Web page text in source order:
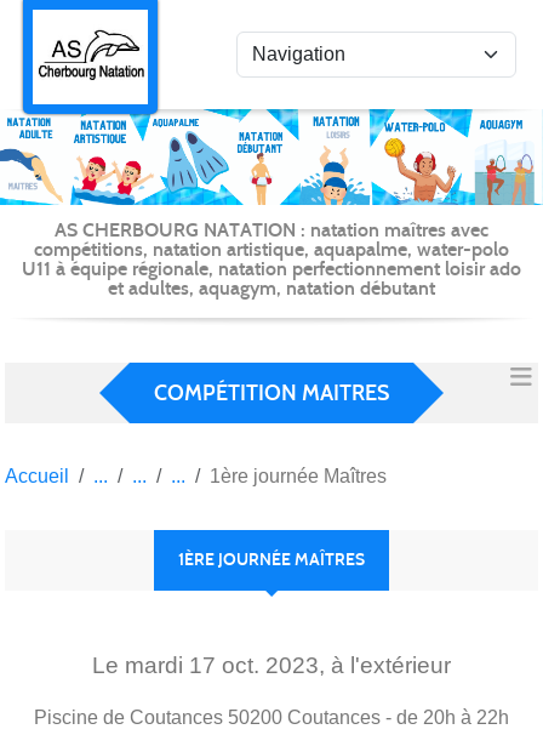
AS CHERBOURG NATATION : natation maîtres avec
compétitions, natation artistique, aquapalme, water-polo
U11 à équipe régionale, natation perfectionnement loisir ado
et adultes, aquagym, natation débutant
COMPÉTITION MAITRES
Accueil 1ère journée Maîtres
1ÈRE JOURNÉE MAÎTRES
Le mardi 17 oct. 2023, à l'extérieur
Piscine de Coutances 50200 Coutances - de 20h à 22h
Panneau de gestion des cookies